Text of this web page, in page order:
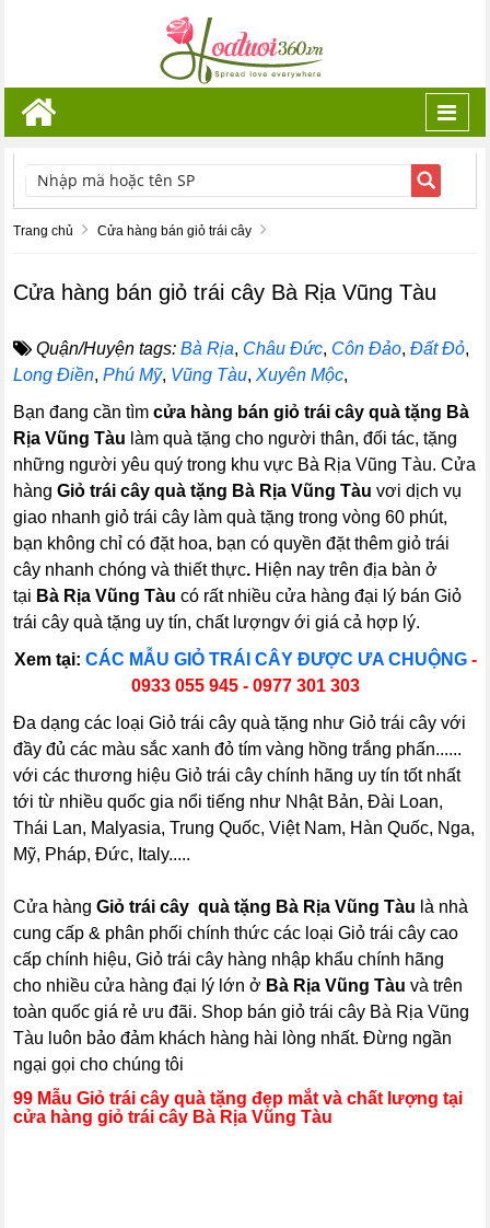
TÌM KIẾM
Trang chủ Cửa hàng bán giỏ trái cây
Cửa hàng bán giỏ trái cây Bà Rịa Vũng Tàu
Quận/Huyện tags: Bà Rịa, Châu Đức, Côn Đảo,Đất Đỏ,
Long Điền,Phú Mỹ, Vũng Tàu,Xuyên Mộc,
Bạn đang cần tìm cửa hàng bán giỏ trái cây quà tặng Bà
Rịa Vũng Tàu làm quà tặng cho người thân, đối tác, tặng
những người yêu quý trong khu vực Bà Rịa Vũng Tàu. Cửa
hàngGiỏ trái cây quà tặng Bà Rịa Vũng Tàuvơi dịch vụ
giao nhanh giỏ trái cây làm quà tặng trong vòng 60 phút,
bạn không chỉ có đặt hoa, bạn có quyền đặt thêm giỏ trái
cây nhanh chóng và thiết thực. Hiện nay trên địa bàn ở
tại Bà Rịa Vũng Tàu có rất nhiều cửa hàng đại lý bán Giỏ
trái cây quà tặng uy tín, chất lượngv ới giá cả hợp lý.
Xem tại: CÁC MẪU GIỎ TRÁI CÂY ĐƯỢC ƯA CHUỘNG -
0933 055 945 - 0977 301 303
Đa dạng các loại Giỏ trái cây quà tặng như Giỏ trái cây với
đầy đủ các màu sắc xanh đỏ tím vàng hồng trắng phấn......
với các thương hiệu Giỏ trái cây chính hãng uy tín tốt nhất
tới từ nhiều quốc gia nổi tiếng như Nhật Bản, Đài Loan,
Thái Lan, Malyasia, Trung Quốc, Việt Nam, Hàn Quốc, Nga,
Mỹ, Pháp, Đức, Italy.....
Cửa hàngGiỏ trái cây quà tặng Bà Rịa Vũng Tàu là nhà
cung cấp & phân phối chính thức các loại Giỏ trái cây cao
cấp chính hiệu, Giỏ trái cây hàng nhập khẩu chính hãng
cho nhiều cửa hàng đại lý lớn ở Bà Rịa Vũng Tàu và trên
toàn quốc giá rẻ ưu đãi. Shop bán giỏ trái cây Bà Rịa Vũng
Tàu luôn bảo đảm khách hàng hài lòng nhất. Đừng ngần
ngại gọi cho chúng tôi
99 Mẫu Giỏ trái cây quà tặng đẹp mắt và chất lượng tại
cửa hàng giỏ trái cây Bà Rịa Vũng Tàu